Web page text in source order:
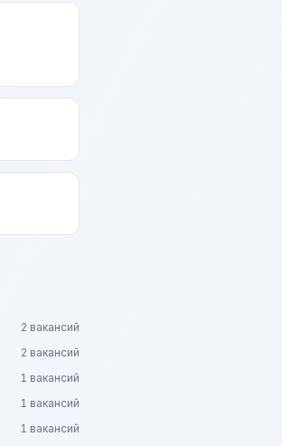
2 вакансий
2 вакансий
1 вакансий
1 вакансий
1 вакансий